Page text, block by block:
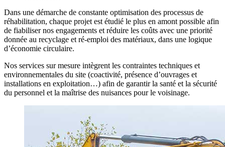
Dans une démarche de constante optimisation des processus de
réhabilitation, chaque projet est étudié le plus en amont possible afin
de fiabiliser nos engagements et réduire les coûts avec une priorité
donnée au recyclage et ré-emploi des matériaux, dans une logique
d’économie circulaire.
Nos services sur mesure intègrent les contraintes techniques et
environnementales du site (coactivité, présence d’ouvrages et
installations en exploitation…) afin de garantir la santé et la sécurité
du personnel et la maîtrise des nuisances pour le voisinage.